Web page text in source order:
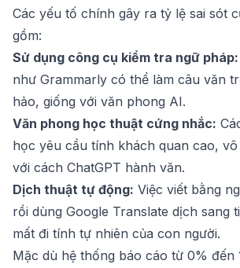
Các yếu tố chính gây ra tỷ lệ sai sót
gồm:
Sử dụng công cụ kiểm tra ngữ pháp:
như Grammarly có thể làm câu văn
hảo, giống với văn phong AI.
Văn phong học thuật cứng nhắc:
học yêu cầu tính khách quan cao,
với cách ChatGPT hành văn.
Dịch thuật tự động: Việc viết bằng
rồi dùng Google Translate dịch sang
mất đi tính tự nhiên của con người.
Mặc dù hệ thống báo cáo từ 0% đến